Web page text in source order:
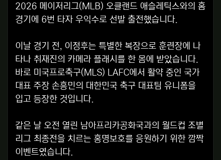
2026 메이저리그(MLB) 오클랜드 애슬레틱스와의 홈
경기에 6번 타자 우익수로 선발 출전했습니다.
이날 경기 전, 이정후는 특별한 복장으로 훈련장에 나
타나 취재진의 카메라 플래시를 한 몸에 받았습니다.
바로 미국프로축구(MLS) LAFC에서 활약 중인 국가
대표 주장 손흥민의 대한민국 축구 대표팀 유니폼을
입고 등장한 것입니다.
같은 날 오전 열린 남아프리카공화국과의 월드컵 조별
리그 최종전을 치르는 홍명보호를 응원하기 위한 깜짝
이벤트였습니다.